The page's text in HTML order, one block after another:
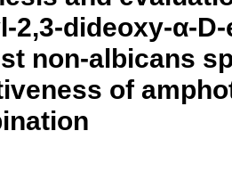
2,3-dideoxy-α-
non-albicans
of